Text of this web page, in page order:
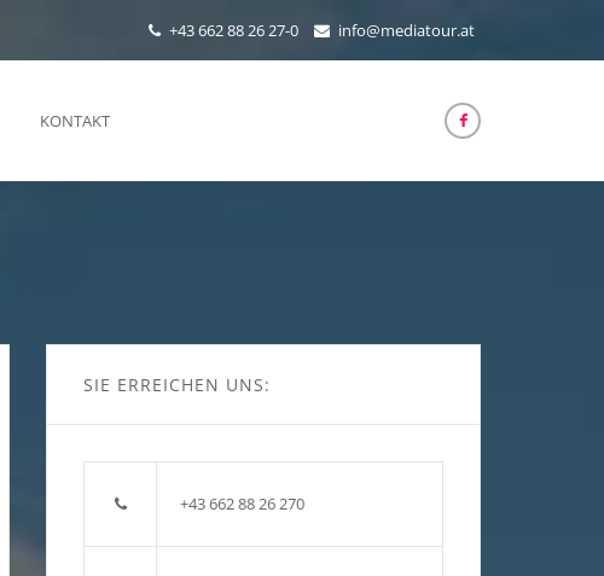
+43 662 88 26 27-0 info@mediatour.at
KONTAKT
SIE ERREICHEN UNS:
+43 662 88 26 270